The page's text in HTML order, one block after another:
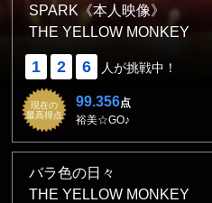
SPARK《本人映像》
THE YELLOW MONKEY
1 2 6 人が挑戦中！
現在の
最高得点
99.356点
裕美☆GO♪
バラ色の日々
THE YELLOW MONKEY